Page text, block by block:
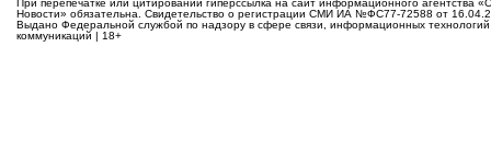
При перепечатке или цитировании гиперссылка на сайт информационного агентства
Новости» обязательна. Свидетельство о регистрации СМИ ИА №ФС77-72588 от
Выдано Федеральной службой по надзору в сфере связи, информационных
коммуникаций | 18+